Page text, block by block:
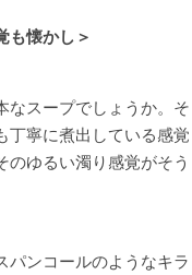
も懐かし＞
なスープでしょうか。そ
丁寧に煮出している感覚
のゆるい濁り感覚がそう
パンコールのようなキラ